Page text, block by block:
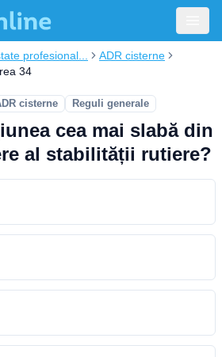
profesional...
ADR cisterne
34
cisterne Reguli generale
cea mai slabă din
al stabilității rutiere?